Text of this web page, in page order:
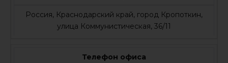
Россия, Краснодарский край, город Кропоткин,
улица Коммунистическая, 36/11
Телефон офиса